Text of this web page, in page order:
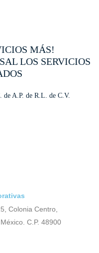
MÁS!
LOS SERVICIOS
de A.P. de R.L. de C.V.
Colonia Centro,
C.P. 48900